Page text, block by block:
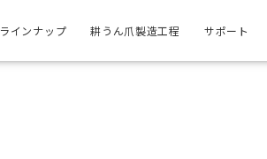
ラインナップ 耕うん爪製造工程 サポート